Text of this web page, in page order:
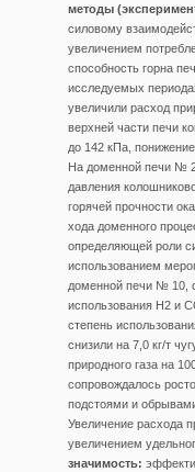
методы
силовому
увеличением
способность горна
исследуемых
увеличили расход
верхней части печи
до 142 кПа,
На доменной печи № 2
давления
горячей прочности
хода доменного
определяющей роли
использованием
доменной печи № 10,
использования H2 и
степень
снизили на 7,0 кг/т
природного газа на
сопровождалось
подстоями и
Увеличение расхода
увеличением
значимость: